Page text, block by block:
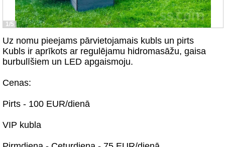
1/5
Uz nomu pieejams pārvietojamais kubls un pirts
Kubls ir aprīkots ar regulējamu hidromasāžu, gaisa
burbulīšiem un LED apgaismoju.
Cenas:
Pirts - 100 EUR/dienā
VIP kubla